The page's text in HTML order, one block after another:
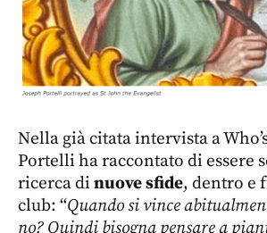
Nella già citata intervista a
Portelli ha raccontato di essere
ricerca di nuove sfide, dentro e
club: “Quando si vince
no? Quindi bisogna pensare a